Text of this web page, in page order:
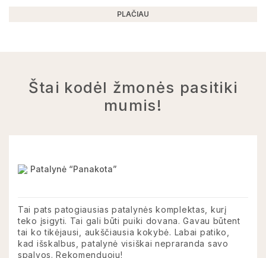
PLAČIAU
Štai kodėl žmonės pasitiki
mumis!
Patalynė “Panakota”
Tai pats patogiausias patalynės komplektas, kurį
teko įsigyti. Tai gali būti puiki dovana. Gavau būtent
tai ko tikėjausi, aukščiausia kokybė. Labai patiko,
kad išskalbus, patalynė visiškai nepraranda savo
spalvos. Rekomenduoju!